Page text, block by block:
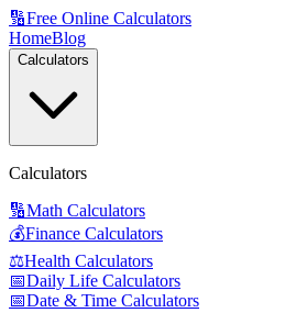
🔢Free Online Calculators
HomeBlog
Calculators
Calculators
🔢Math Calculators
💰Finance Calculators
⚖️Health Calculators
📅Daily Life Calculators
📅Date & Time Calculators